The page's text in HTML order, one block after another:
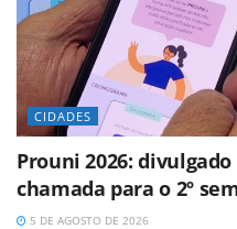
CIDADES
Prouni 2026:
chamada para o 2º
5 DE AGOSTO DE 2026